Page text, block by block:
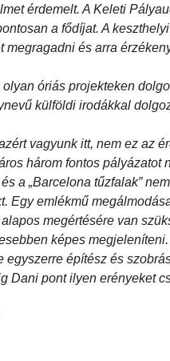
érdemelt. A Keleti
a fődíjat. A
és arra
óriás projekteken
külföldi irodákkal
vagyunk itt, nem ez az
három fontos
a „Barcelona tűzfalak”
Egy emlékmű
megértésére van
képes
építész és
Dani pont ilyen erényeket